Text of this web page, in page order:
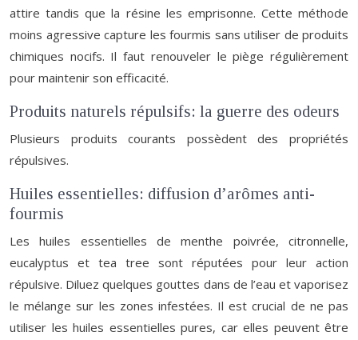
attire tandis que la résine les emprisonne. Cette méthode
moins agressive capture les fourmis sans utiliser de produits
chimiques nocifs. Il faut renouveler le piège régulièrement
pour maintenir son efficacité.
Produits naturels répulsifs: la guerre des odeurs
Plusieurs produits courants possèdent des propriétés
répulsives.
Huiles essentielles: diffusion d’arômes anti-
fourmis
Les huiles essentielles de menthe poivrée, citronnelle,
eucalyptus et tea tree sont réputées pour leur action
répulsive. Diluez quelques gouttes dans de l’eau et vaporisez
le mélange sur les zones infestées. Il est crucial de ne pas
utiliser les huiles essentielles pures, car elles peuvent être